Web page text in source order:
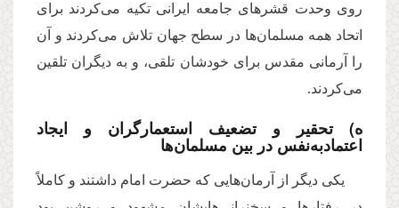
روی وحدت قشرهای جامعه ایرانی تکیه می‌کردند برای
اتحاد همه مسلمان‌ها در سطح جهان تلاش می‌کردند و آن
را آرمانی مقدس برای خودشان تلقی، و به دیگران تلقین
می‌کردند.
ه) تحقیر و تضعیف استعمارگران و ایجاد
اعتمادبه‌نفس در بین مسلمان‌ها
یکی دیگر از آرمان‌هایی که حضرت امام داشتند و کاملاً